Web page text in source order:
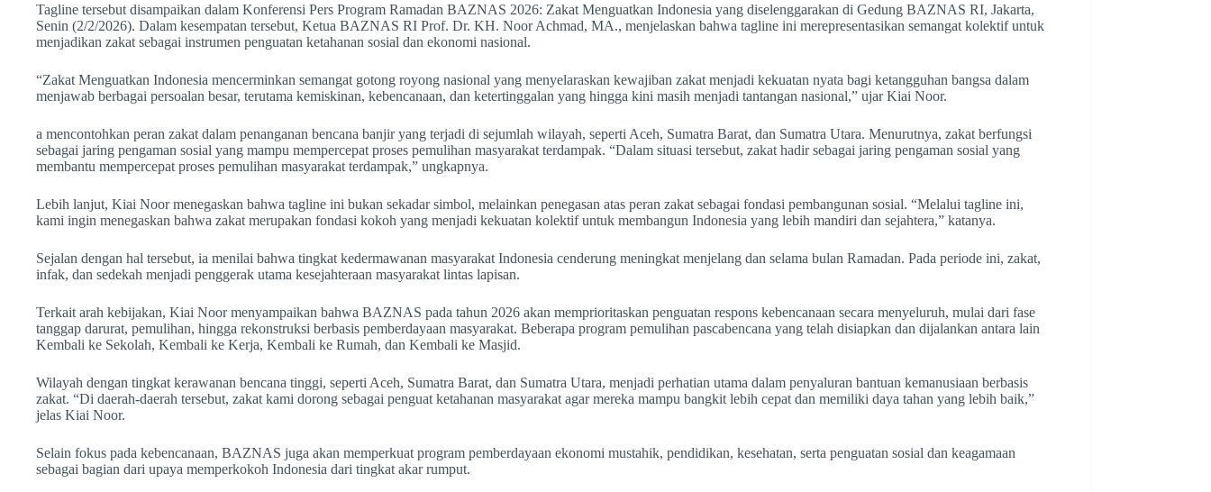
Tagline tersebut disampaikan dalam Konferensi Pers Program Ramadan BAZNAS 2026: Zakat Menguatkan Indonesia yang diselenggarakan di Gedung BAZNAS RI, Jakarta,
Senin (2/2/2026). Dalam kesempatan tersebut, Ketua BAZNAS RI Prof. Dr. KH. Noor Achmad, MA., menjelaskan bahwa tagline ini merepresentasikan semangat kolektif untuk
menjadikan zakat sebagai instrumen penguatan ketahanan sosial dan ekonomi nasional.
“Zakat Menguatkan Indonesia mencerminkan semangat gotong royong nasional yang menyelaraskan kewajiban zakat menjadi kekuatan nyata bagi ketangguhan bangsa dalam
menjawab berbagai persoalan besar, terutama kemiskinan, kebencanaan, dan ketertinggalan yang hingga kini masih menjadi tantangan nasional,” ujar Kiai Noor.
a mencontohkan peran zakat dalam penanganan bencana banjir yang terjadi di sejumlah wilayah, seperti Aceh, Sumatra Barat, dan Sumatra Utara. Menurutnya, zakat berfungsi
sebagai jaring pengaman sosial yang mampu mempercepat proses pemulihan masyarakat terdampak. “Dalam situasi tersebut, zakat hadir sebagai jaring pengaman sosial yang
membantu mempercepat proses pemulihan masyarakat terdampak,” ungkapnya.
Lebih lanjut, Kiai Noor menegaskan bahwa tagline ini bukan sekadar simbol, melainkan penegasan atas peran zakat sebagai fondasi pembangunan sosial. “Melalui tagline ini,
kami ingin menegaskan bahwa zakat merupakan fondasi kokoh yang menjadi kekuatan kolektif untuk membangun Indonesia yang lebih mandiri dan sejahtera,” katanya.
Sejalan dengan hal tersebut, ia menilai bahwa tingkat kedermawanan masyarakat Indonesia cenderung meningkat menjelang dan selama bulan Ramadan. Pada periode ini, zakat,
infak, dan sedekah menjadi penggerak utama kesejahteraan masyarakat lintas lapisan.
Terkait arah kebijakan, Kiai Noor menyampaikan bahwa BAZNAS pada tahun 2026 akan memprioritaskan penguatan respons kebencanaan secara menyeluruh, mulai dari fase
tanggap darurat, pemulihan, hingga rekonstruksi berbasis pemberdayaan masyarakat. Beberapa program pemulihan pascabencana yang telah disiapkan dan dijalankan antara lain
Kembali ke Sekolah, Kembali ke Kerja, Kembali ke Rumah, dan Kembali ke Masjid.
Wilayah dengan tingkat kerawanan bencana tinggi, seperti Aceh, Sumatra Barat, dan Sumatra Utara, menjadi perhatian utama dalam penyaluran bantuan kemanusiaan berbasis
zakat. “Di daerah-daerah tersebut, zakat kami dorong sebagai penguat ketahanan masyarakat agar mereka mampu bangkit lebih cepat dan memiliki daya tahan yang lebih baik,”
jelas Kiai Noor.
Selain fokus pada kebencanaan, BAZNAS juga akan memperkuat program pemberdayaan ekonomi mustahik, pendidikan, kesehatan, serta penguatan sosial dan keagamaan
sebagai bagian dari upaya memperkokoh Indonesia dari tingkat akar rumput.